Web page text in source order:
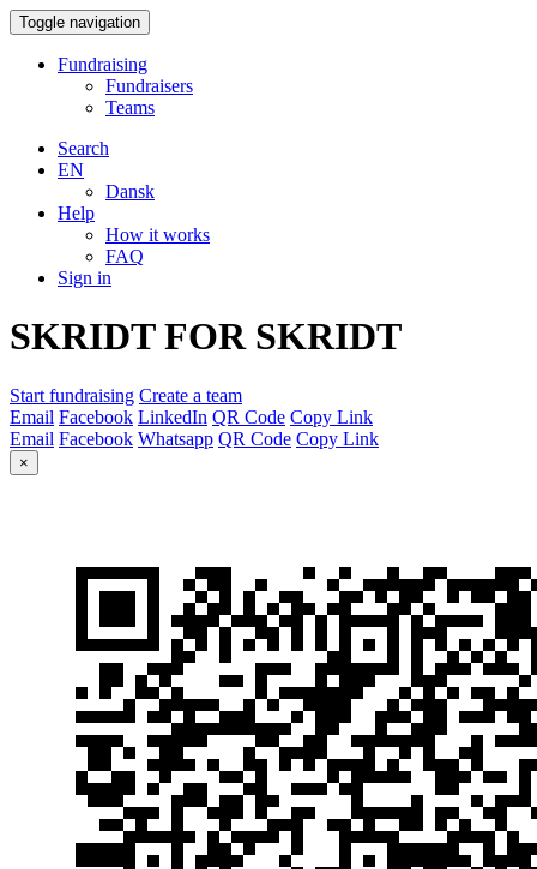
Toggle navigation
Fundraising
Fundraisers
Teams
Search
EN
Dansk
Help
How it works
FAQ
Sign in
SKRIDT FOR SKRIDT
Start fundraising Create a team
Email Facebook LinkedIn QR Code Copy Link
Email Facebook Whatsapp QR Code Copy Link
×